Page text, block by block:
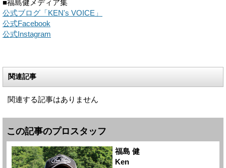
■福島健メディア集
公式ブログ「KEN's VOICE」
公式Facebook
公式Instagram
関連記事
関連する記事はありません
この記事のプロスタッフ
福島 健
Ken